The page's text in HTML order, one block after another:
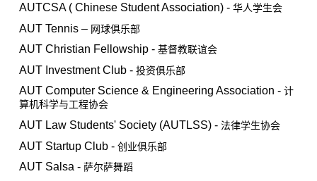
AUTCSA ( Chinese Student Association) - 华人学生会
AUT Tennis – 网球俱乐部
AUT Christian Fellowship - 基督教联谊会
AUT Investment Club - 投资俱乐部
AUT Computer Science & Engineering Association - 计
算机科学与工程协会
AUT Law Students' Society (AUTLSS) - 法律学生协会
AUT Startup Club - 创业俱乐部
AUT Salsa - 萨尔萨舞蹈